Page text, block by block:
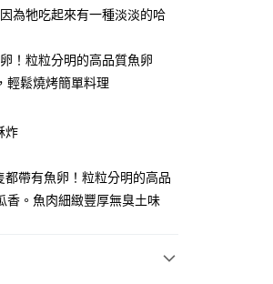
台中商業銀行
遠東國際商業銀行
永豐商業銀行
台北富邦商業銀行
華泰商業銀行
遠東國際商業銀行
中國信託商業銀行
內需取貨)
箱)
為牠吃起來有一種淡淡的哈
！粒粒分明的高品質魚卵
輕鬆燒烤簡單料理
炸
帶有魚卵！粒粒分明的高品
香。魚肉細緻豐厚無臭土味